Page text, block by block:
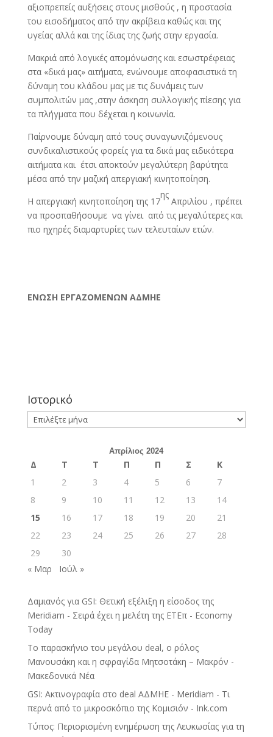
αξιοπρεπείς αυξήσεις στους μισθούς , η προστασία
του εισοδήματος από την ακρίβεια καθώς και της
υγείας αλλά και της ίδιας της ζωής στην εργασία.
Μακριά από λογικές απομόνωσης και εσωστρέφειας
στα «δικά μας» αιτήματα, ενώνουμε αποφασιστικά τη
δύναμη του κλάδου μας με τις δυνάμεις των
συμπολιτών μας ,στην άσκηση συλλογικής πίεσης για
τα πλήγματα που δέχεται η κοινωνία.
Παίρνουμε δύναμη από τους συναγωνιζόμενους
συνδικαλιστικούς φορείς για τα δικά μας ειδικότερα
αιτήματα και έτσι αποκτούν μεγαλύτερη βαρύτητα
μέσα από την μαζική απεργιακή κινητοποίηση.
Η απεργιακή κινητοποίηση της 17
ης
Απριλίου , πρέπει
να προσπαθήσουμε να γίνει από τις μεγαλύτερες και
πιο ηχηρές διαμαρτυρίες των τελευταίων ετών.
ΕΝΩΣΗ ΕΡΓΑΖΟΜΕΝΩΝ ΑΔΜΗΕ
Ιστορικό
Ιστορικό
Απρίλιος 2024
Δ Τ Τ Π Π Σ
Κ
1
2 3 4 5 6
7
8
9 10 11 12 13
14
15
16 17 18 19 20
21
22
23 24 25 26 27
28
29
30
« Μαρ
Ιούλ »
Δαμιανός για GSI: Θετική εξέλιξη η είσοδος της
Meridiam - Σειρά έχει η μελέτη της ΕΤΕπ - Economy
Today
Το παρασκήνιο του μεγάλου deal, ο ρόλος
Μανουσάκη και η σφραγίδα Μητσοτάκη – Μακρόν -
Μακεδονικά Νέα
GSI: Ακτινογραφία στο deal ΑΔΜΗΕ - Meridiam - Τι
περνά από το μικροσκόπιο της Κομισιόν - Ink.com
Τύπος: Περιορισμένη ενημέρωση της Λευκωσίας για τη